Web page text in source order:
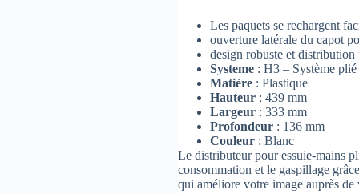
Les paquets se rechargent
ouverture latérale du capot
design robuste et
Systeme : H3 – Système
Matière : Plastique
Hauteur : 439 mm
Largeur : 333 mm
Profondeur : 136 mm
Couleur : Blanc
Le distributeur pour essuie-mains
consommation et le gaspillage
qui améliore votre image auprès de